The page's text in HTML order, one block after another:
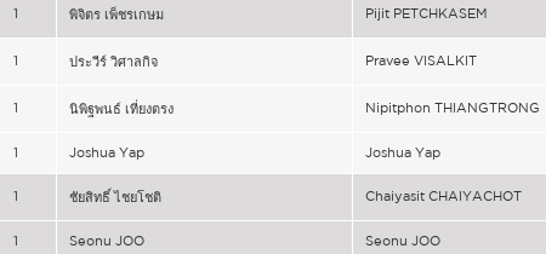
1 พิจิตร เพ็ชรเกษม Pijit PETCHKASEM
1 ประวีร์ วิศาลกิจ Pravee VISALKIT
1 นิพิฐพนธ์ เที่ยงตรง Nipitphon THIANGTRONG
1 Joshua Yap Joshua Yap
1 ชัยสิทธิ์ ไชยโชติ Chaiyasit CHAIYACHOT
1 Seonu JOO Seonu JOO